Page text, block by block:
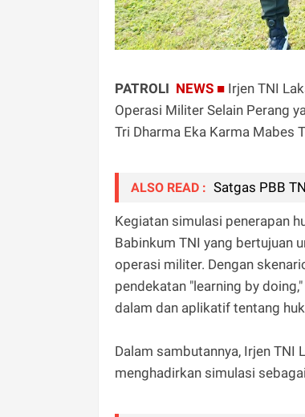
PATROLI NEWS ■ Irjen TNI
Operasi Militer Selain Perang
Tri Dharma Eka Karma Mabes
ALSO READ : Satgas PBB
Kegiatan simulasi penerapan
Babinkum TNI yang bertujuan
operasi militer. Dengan
pendekatan "learning by
dalam dan aplikatif tentang
Dalam sambutannya, Irjen TNI
menghadirkan simulasi